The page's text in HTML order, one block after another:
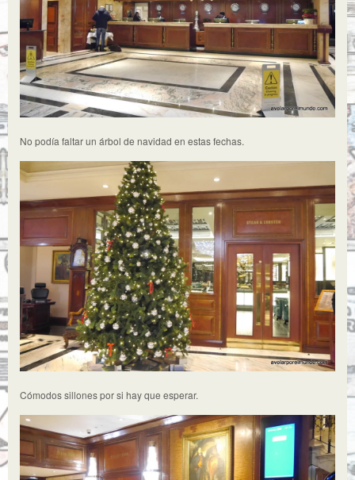
No podía faltar un árbol de navidad en estas fechas.
Cómodos sillones por si hay que esperar.